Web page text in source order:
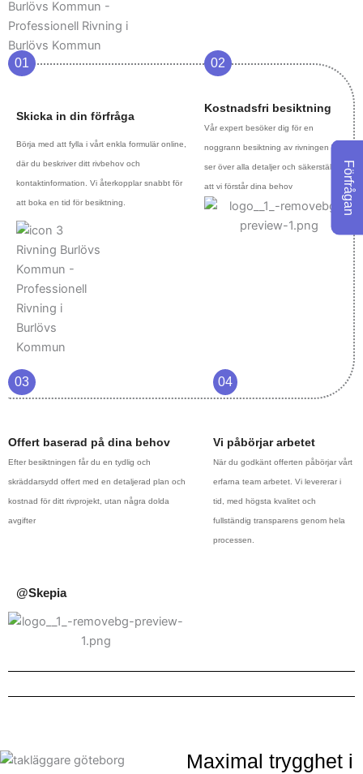
Förfrågan
01
Skicka in din förfråga
Börja med att fylla i vårt enkla formulär online,
där du beskriver ditt rivbehov och
kontaktinformation. Vi återkopplar snabbt för
att boka en tid för besiktning.
02
Kostnadsfri besiktning
Vår expert besöker dig för en
noggrann besiktning av rivningen Vi
ser över alla detaljer och säkerställer
att vi förstår dina behov
03
Offert baserad på dina behov
Efter besiktningen får du en tydlig och
skräddarsydd offert med en detaljerad plan och
kostnad för ditt rivprojekt, utan några dolda
avgifter
04
Vi påbörjar arbetet
När du godkänt offerten påbörjar vårt
erfarna team arbetet. Vi levererar i
tid, med högsta kvalitet och
fullständig transparens genom hela
processen.
@Skepia
Maximal trygghet i